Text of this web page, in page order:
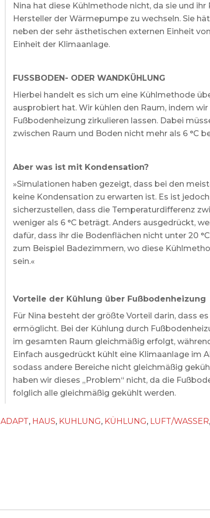
Nina hat diese Kühlmethode nicht, da sie und
Hersteller der Wärmepumpe zu wechseln. Sie
neben der sehr ästhetischen externen Einheit
Einheit der Klimaanlage.
FUSSBODEN- ODER WANDKÜHLUNG
Hierbei handelt es sich um eine Kühlmethode
ausprobiert hat. Wir kühlen den Raum, indem
Fußbodenheizung zirkulieren lassen. Dabei
zwischen Raum und Boden nicht mehr als 6 °C
Aber was ist mit Kondensation?
»Simulationen haben gezeigt, dass bei den
keine Kondensation zu erwarten ist. Es ist
sicherzustellen, dass die Temperaturdifferenz
weniger als 6 °C beträgt. Anders ausgedrückt,
dafür, dass ihr die Bodenflächen nicht unter 20
zum Beispiel Badezimmern, wo diese
sein.«
Vorteile der Kühlung über Fußbodenheizung
Für Nina besteht der größte Vorteil darin, dass
ermöglicht. Bei der Kühlung durch
im gesamten Raum gleichmäßig erfolgt,
Einfach ausgedrückt kühlt eine Klimaanlage im
sodass andere Bereiche nicht gleichmäßig
haben wir dieses „Problem“ nicht, da die
folglich alle gleichmäßig gekühlt werden.
ADAPT, HAUS, KUHLUNG, KÜHLUNG, LUFT/WASSER,